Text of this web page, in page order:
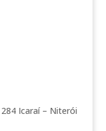
Icaraí – Niterói